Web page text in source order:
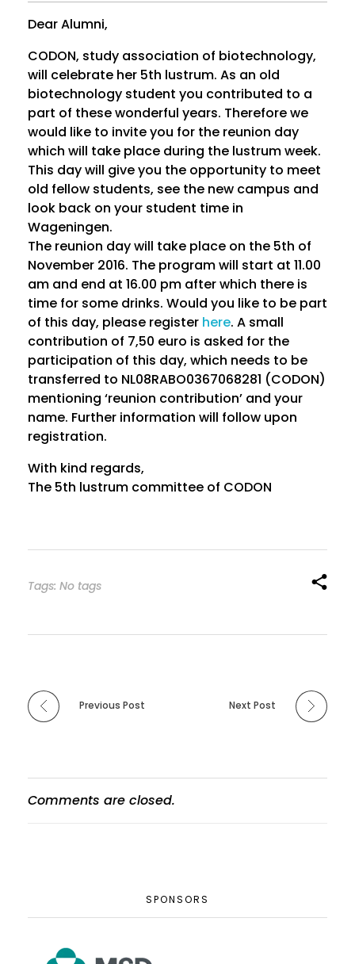
n
d
a
g
Dear Alumni,
CODON, study association of biotechnology,
will celebrate her 5th lustrum. As an old
biotechnology student you contributed to a
part of these wonderful years. Therefore we
would like to invite you for the reunion day
which will take place during the lustrum week.
This day will give you the opportunity to meet
old fellow students, see the new campus and
look back on your student time in
Wageningen.
The reunion day will take place on the 5th of
November 2016. The program will start at 11.00
am and end at 16.00 pm after which there is
time for some drinks. Would you like to be part
of this day, please register here. A small
contribution of 7,50 euro is asked for the
participation of this day, which needs to be
transferred to NL08RABO0367068281 (CODON)
mentioning ‘reunion contribution’ and your
name. Further information will follow upon
registration.
With kind regards,
The 5th lustrum committee of CODON
Tags: No tags
Previous Post Next Post
Comments are closed.
SPONSORS